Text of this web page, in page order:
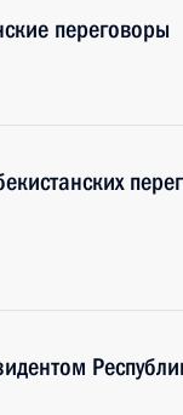
переговоры